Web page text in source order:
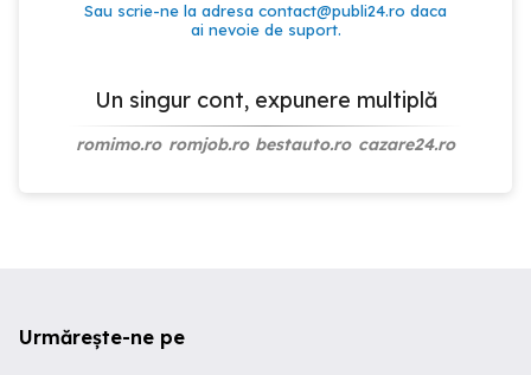
Sau scrie-ne la adresa contact@publi24.ro daca
ai nevoie de suport.
Un singur cont, expunere multiplă
romimo.ro romjob.ro bestauto.ro cazare24.ro
Urmărește-ne pe